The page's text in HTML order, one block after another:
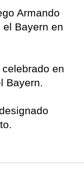
Armando
Bayern en
en
Bayern.